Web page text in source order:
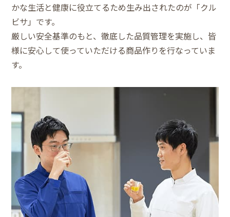
かな生活と健康に役立てるため生み出されたのが「クル
ビサ」です。
厳しい安全基準のもと、徹底した品質管理を実施し、皆
様に安心して使っていただける商品作りを行なっていま
す。